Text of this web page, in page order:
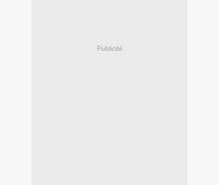
Publicité